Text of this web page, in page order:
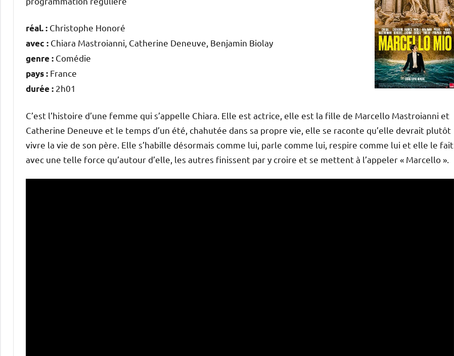
réal. : Christophe Honoré
avec : Chiara Mastroianni, Catherine Deneuve, Benjamin Biolay
genre : Comédie
pays : France
durée : 2h01
C’est l’histoire d’une femme qui s’appelle Chiara. Elle est actrice, elle est la fille de Marcello Mastroianni et
Catherine Deneuve et le temps d’un été, chahutée dans sa propre vie, elle se raconte qu’elle devrait plutôt
vivre la vie de son père. Elle s’habille désormais comme lui, parle comme lui, respire comme lui et elle le fait
avec une telle force qu’autour d’elle, les autres finissent par y croire et se mettent à l’appeler « Marcello ».